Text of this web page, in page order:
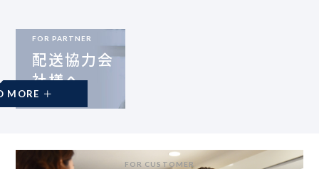
FOR PARTNER
配送協力会
社様へ
READ MORE
FOR CUSTOMER